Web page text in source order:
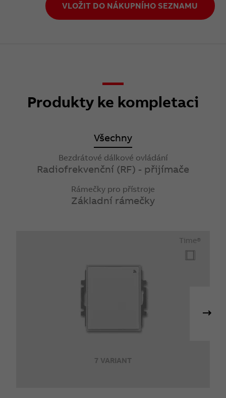
VLOŽIT DO NÁKUPNÍHO SEZNAMU
Produkty ke kompletaci
Všechny
Bezdrátové dálkové ovládání
Radiofrekvenční (RF) - přijímače
Rámečky pro přístroje
Základní rámečky
7 VARIANT
Time®